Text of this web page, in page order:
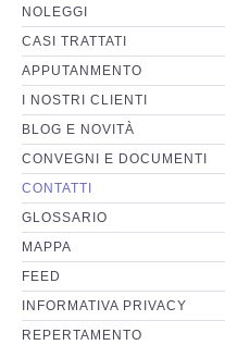
Perzia su Software/
Perizia Fonica e
Perizia su Social
Perizia Web
Perizia Host e
Perizia Contratti
NOLEGGI
CASI TRATTATI
APPUTANMENTO
I NOSTRI CLIENTI
BLOG E NOVITÀ
CONVEGNI E DOCUMENTI
CONTATTI
GLOSSARIO
MAPPA
FEED
INFORMATIVA PRIVACY
REPERTAMENTO